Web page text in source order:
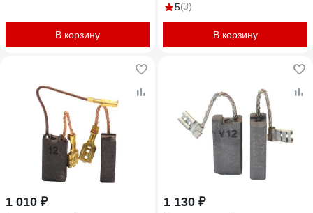
В корзину
5(3)
В корзину
1 010 ₽ 1 130 ₽